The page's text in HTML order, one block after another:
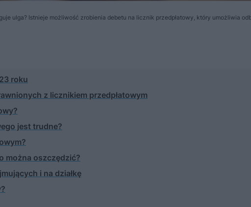
ulga? Istnieje możliwość zrobienia debetu na licznik przedpłatowy, który umożliwia
roku
z licznikiem przedpłatowym
jest trudne?
można oszczędzić?
i na działkę